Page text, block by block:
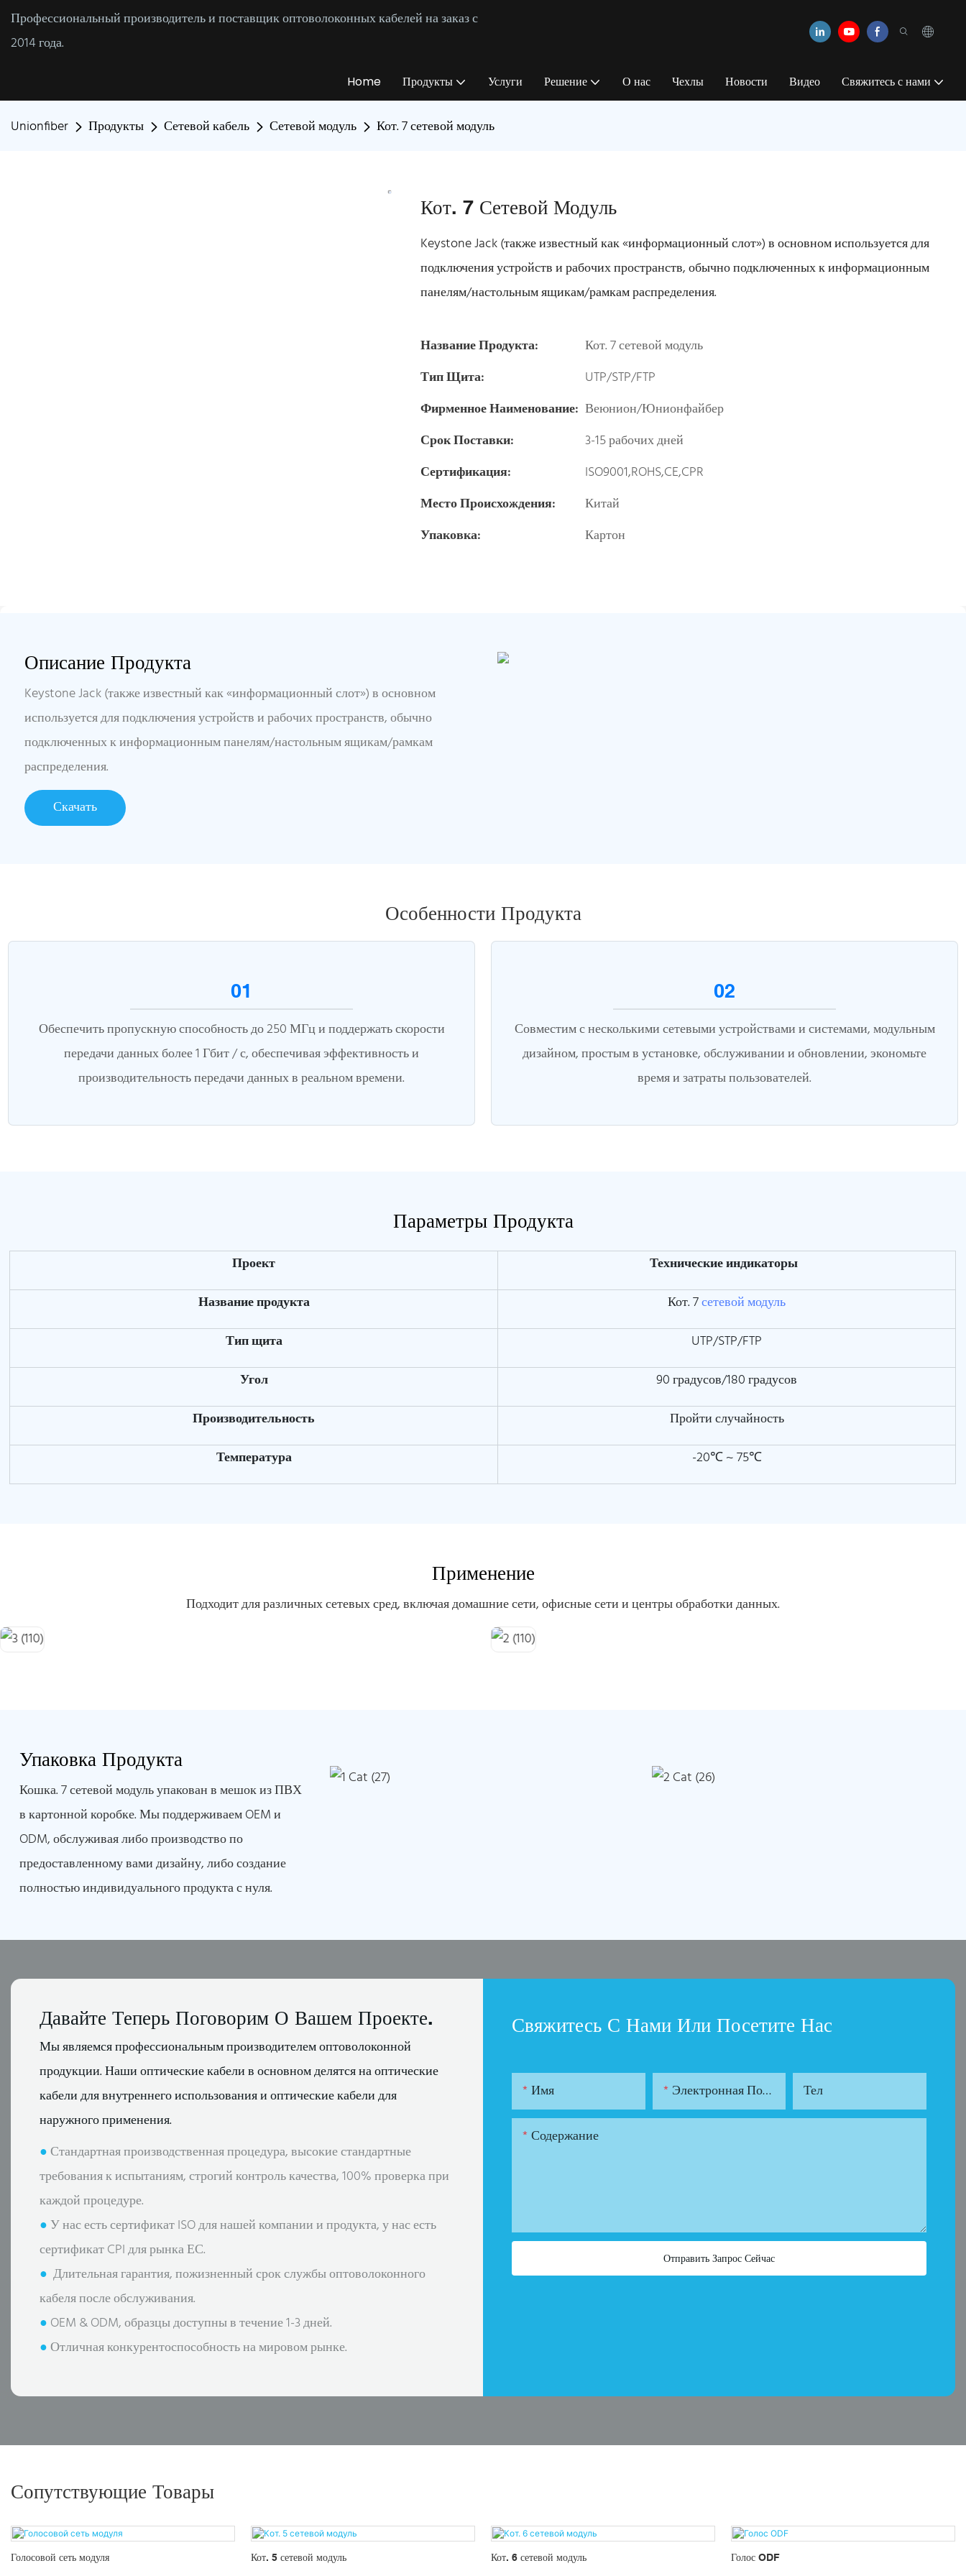
Профессиональный производитель и поставщик оптоволоконных кабелей на заказ с
2014 года.
Home Продукты Услуги Решение О нас Чехлы Новости Видео Свяжитесь с нами
Unionfiber Продукты Сетевой кабель Сетевой модуль Кот. 7 сетевой модуль
Кот. 7 Сетевой Модуль
Keystone Jack (также известный как «информационный слот») в основном используется для
подключения устройств и рабочих пространств, обычно подключенных к информационным
панелям/настольным ящикам/рамкам распределения.
Название Продукта:
Кот. 7 сетевой модуль
Тип Щита:
UTP/STP/FTP
Фирменное Наименование: Веюнион/Юнионфайбер
Срок Поставки:
3-15 рабочих дней
Сертификация:
ISO9001,ROHS,CE,CPR
Место Происхождения:
Китай
Упаковка:
Картон
Описание Продукта
Keystone Jack (также известный как «информационный слот») в основном
используется для подключения устройств и рабочих пространств, обычно
подключенных к информационным панелям/настольным ящикам/рамкам
распределения.
Скачать
Особенности Продукта
01
Обеспечить пропускную способность до 250 МГц и поддержать скорости
передачи данных более 1 Гбит / с, обеспечивая эффективность и
производительность передачи данных в реальном времени.
02
Совместим с несколькими сетевыми устройствами и системами, модульным
дизайном, простым в установке, обслуживании и обновлении, экономьте
время и затраты пользователей.
Параметры Продукта
Проект
Технические индикаторы
Название продукта
Кот. 7сетевой модуль
Тип щита
UTP/STP/FTP
Угол
90 градусов/180 градусов
Производительность
Пройти случайность
Температура
-20℃ ~ 75℃
Применение
Подходит для различных сетевых сред, включая домашние сети, офисные сети и центры обработки данных.
Упаковка Продукта
Кошка. 7 сетевой модуль упакован в мешок из ПВХ
в картонной коробке. Мы поддерживаем OEM и
ODM, обслуживая либо производство по
предоставленному вами дизайну, либо создание
полностью индивидуального продукта с нуля.
Давайте Теперь Поговорим О Вашем Проекте.
Мы являемся профессиональным производителем оптоволоконной
продукции. Наши оптические кабели в основном делятся на оптические
кабели для внутреннего использования и оптические кабели для
наружного применения.
●Стандартная производственная процедура, высокие стандартные
требования к испытаниям, строгий контроль качества, 100% проверка при
каждой процедуре.
●У нас есть сертификат ISO для нашей компании и продукта, у нас есть
сертификат CPI для рынка ЕС.
● Длительная гарантия, пожизненный срок службы оптоволоконного
кабеля после обслуживания.
● OEM & ODM, образцы доступны в течение 1-3 дней.
●Отличная конкурентоспособность на мировом рынке.
Свяжитесь С Нами Или Посетите Нас
Имя Электронная Почта Тел
Содержание
Отправить Запрос Сейчас
Сопутствующие Товары
Голосовой сеть модуля Кот. 5 сетевой модуль Кот. 6 сетевой модуль Голос ODF